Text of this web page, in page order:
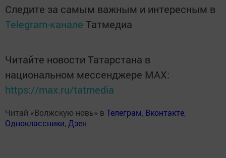
Следите за самым важным и интересным в
Telegram-канале Татмедиа
Читайте новости Татарстана в
национальном мессенджере MАХ:
https://max.ru/tatmedia
Читай «Волжскую новь» в Телеграм, Вконтакте,
Одноклассники,Дзен